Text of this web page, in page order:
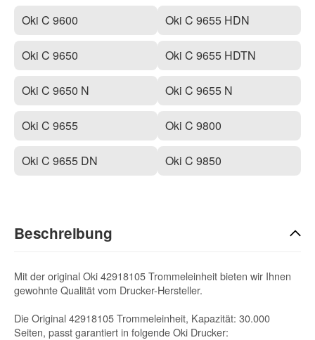
Oki C 9600
Oki C 9650
Oki C 9650 N
Oki C 9655
Oki C 9655 DN
Oki C 9655 HDN
Oki C 9655 HDTN
Oki C 9655 N
Oki C 9800
Oki C 9850
Beschreibung
Mit der original Oki 42918105 Trommeleinheit bieten wir Ihnen
gewohnte Qualität vom Drucker-Hersteller.
Die Original 42918105 Trommeleinheit, Kapazität: 30.000
Seiten, passt garantiert in folgende Oki Drucker: